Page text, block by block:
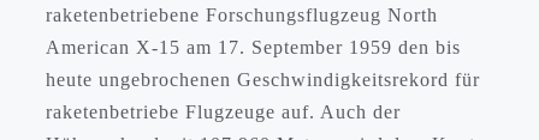
raketenbetriebene Forschungsflugzeug North
American X-15 am 17. September 1959 den bis
heute ungebrochenen Geschwindigkeitsrekord für
raketenbetriebe Flugzeuge auf. Auch der